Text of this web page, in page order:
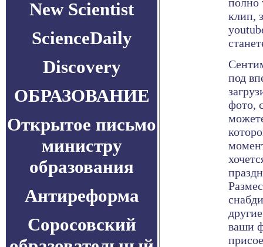
New Scientist
ScienceDaily
Discovery
ОБРАЗОВАНИЕ
Открытое письмо
министру
образования
Антиреформа
Соросовский
клип,
под
фото,
ваши